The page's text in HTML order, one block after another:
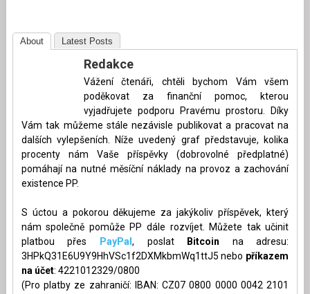
About Latest Posts
Redakce
Vážení čtenáři, chtěli bychom Vám všem
poděkovat za finanční pomoc, kterou
vyjadřujete podporu Pravému prostoru. Díky
Vám tak můžeme stále nezávisle publikovat a pracovat na
dalších vylepšeních. Níže uvedený graf představuje, kolika
procenty nám Vaše příspěvky (dobrovolné předplatné)
pomáhají na nutné měsíční náklady na provoz a zachování
existence PP.
S úctou a pokorou děkujeme za jakýkoliv příspěvek, který
nám společně pomůže PP dále rozvíjet. Můžete tak učinit
platbou přes
PayPal , poslat Bitcoin na adresu:
3HPkQ31E6U9Y9HhVSc1f2DXMkbmWq1ttJ5 nebo příkazem
na účet: 4221012329/0800
(Pro platby ze zahraničí: IBAN: CZ07 0800 0000 0042 2101